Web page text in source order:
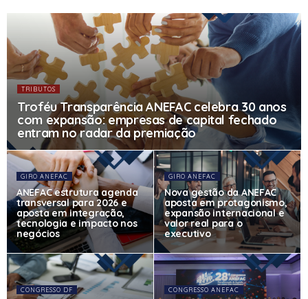
TRIBUTOS
Troféu Transparência ANEFAC celebra 30 anos
com expansão: empresas de capital fechado
entram no radar da premiação
GIRO ANEFAC
ANEFAC estrutura agenda
transversal para 2026 e
aposta em integração,
tecnologia e impacto nos
negócios
GIRO ANEFAC
Nova gestão da ANEFAC
aposta em protagonismo,
expansão internacional e
valor real para o
executivo
CONGRESSO DF CONGRESSO ANEFAC